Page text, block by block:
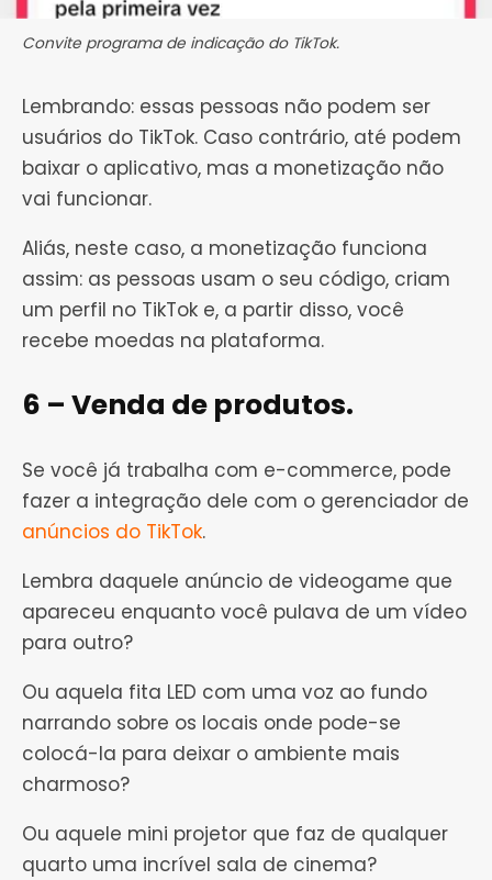
Convite programa de indicação do TikTok.
Lembrando: essas pessoas não podem ser
usuários do TikTok. Caso contrário, até podem
baixar o aplicativo, mas a monetização não
vai funcionar.
Aliás, neste caso, a monetização funciona
assim: as pessoas usam o seu código, criam
um perfil no TikTok e, a partir disso, você
recebe moedas na plataforma.
6 – Venda de produtos.
Se você já trabalha com e-commerce, pode
fazer a integração dele com o gerenciador de
anúncios do TikTok.
Lembra daquele anúncio de videogame que
apareceu enquanto você pulava de um vídeo
para outro?
Ou aquela fita LED com uma voz ao fundo
narrando sobre os locais onde pode-se
colocá-la para deixar o ambiente mais
charmoso?
Ou aquele mini projetor que faz de qualquer
quarto uma incrível sala de cinema?